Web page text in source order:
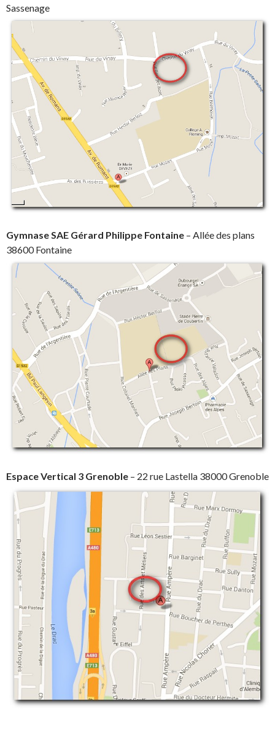
Sassenage
Gymnase SAE Gérard Philippe Fontaine – Allée des plans
38600 Fontaine
Espace Vertical 3 Grenoble – 22 rue Lastella 38000 Grenoble